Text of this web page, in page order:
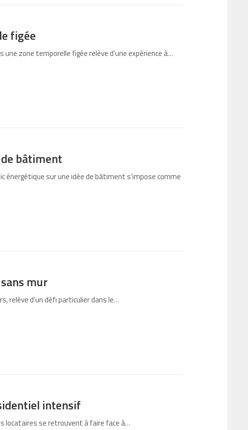
figée
zone temporelle figée relève d’une expérience à…
bâtiment
énergétique sur une idée de bâtiment s’impose comme
mur
relève d’un défi particulier dans le…
intensif
locataires se retrouvent à faire face à…